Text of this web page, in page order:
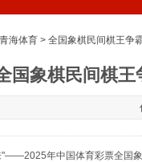
国象棋民间棋
年中国体育彩票全国
青海体育 > 全国象棋民间棋王争